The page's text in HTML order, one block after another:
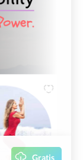
Gratis